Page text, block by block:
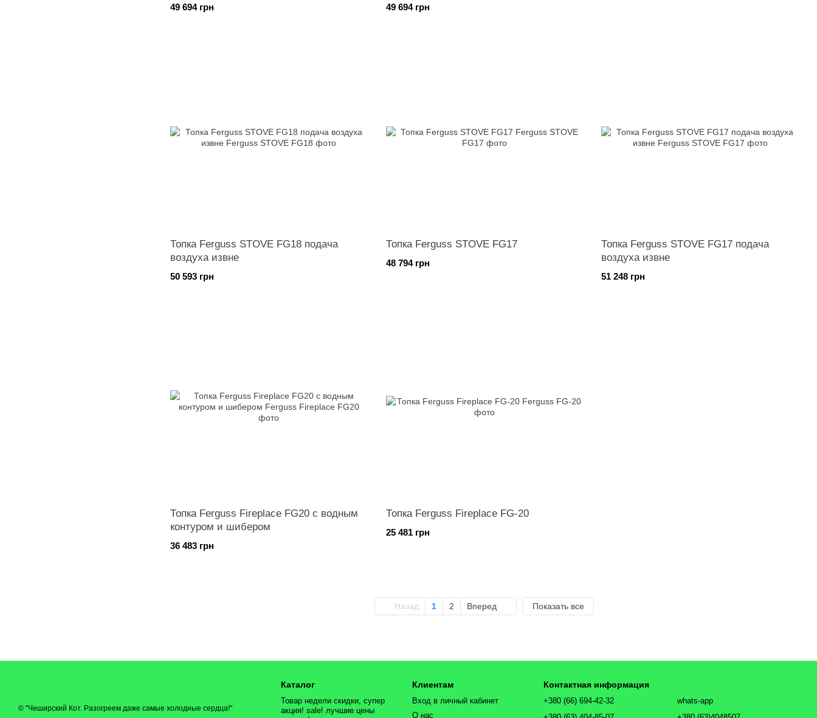
49 694 грн 49 694 грн
Топка Ferguss STOVE FG18 подача
воздуха извне
50 593 грн
Топка Ferguss STOVE FG17
48 794 грн
Топка Ferguss STOVE FG17 подача
воздуха извне
51 248 грн
Топка Ferguss Fireplace FG20 с водным
контуром и шибером
36 483 грн
Топка Ferguss Fireplace FG-20
25 481 грн
Назад 1 2 Вперед Показать все
© "Чеширский Кот. Разогреем даже самые холодные сердца!"
Каталог
Товар недели скидки, супер
акция! sale! лучшие цены
Клиентам
Вход в личный кабинет
О нас
Контактная информация
+380 (66) 694-42-32
whats-app